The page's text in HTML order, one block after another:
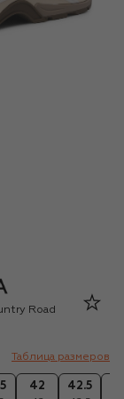
Road
Таблица размеров
42 42.5